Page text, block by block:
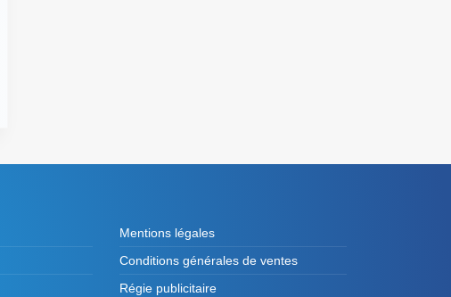
Mentions légales
Conditions générales de ventes
Régie publicitaire